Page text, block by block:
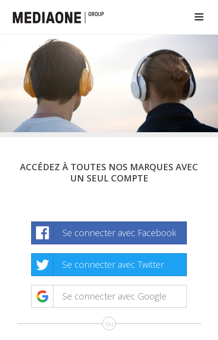
ACCÉDEZ À TOUTES NOS MARQUES AVEC
UN SEUL COMPTE
Se connecter avec Facebook
Se connecter avec Twitter
Se connecter avec Google
ou